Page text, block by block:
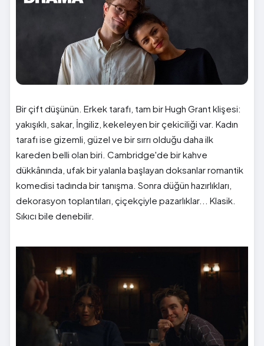
Bir çift düşünün. Erkek tarafı, tam bir Hugh Grant klişesi:
yakışıklı, sakar, İngiliz, kekeleyen bir çekiciliği var. Kadın
tarafı ise gizemli, güzel ve bir sırrı olduğu daha ilk
kareden belli olan biri. Cambridge'de bir kahve
dükkânında, ufak bir yalanla başlayan doksanlar romantik
komedisi tadında bir tanışma. Sonra düğün hazırlıkları,
dekorasyon toplantıları, çiçekçiyle pazarlıklar... Klasik.
Sıkıcı bile denebilir.